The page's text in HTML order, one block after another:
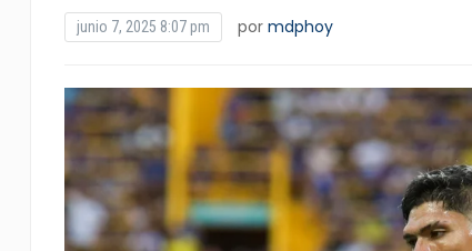
junio 7, 2025 8:07 pm por mdphoy